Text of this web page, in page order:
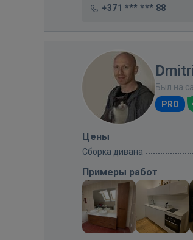
+371 *** *** 88
Был на
PRO
Цены
Сборка дивана
Примеры работ